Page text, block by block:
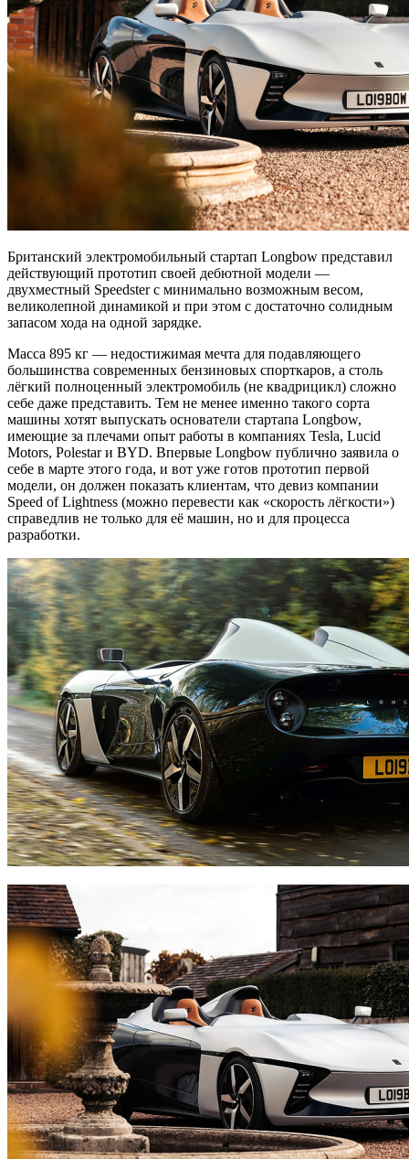
Британский электромобильный стартап Longbow представил
действующий прототип своей дебютной модели —
двухместный Speedster с минимально возможным весом,
великолепной динамикой и при этом с достаточно солидным
запасом хода на одной зарядке.
Масса 895 кг — недостижимая мечта для подавляющего
большинства современных бензиновых спорткаров, а столь
лёгкий полноценный электромобиль (не квадрицикл) сложно
себе даже представить. Тем не менее именно такого сорта
машины хотят выпускать основатели стартапа Longbow,
имеющие за плечами опыт работы в компаниях Tesla, Lucid
Motors, Polestar и BYD. Впервые Longbow публично заявила о
себе в марте этого года, и вот уже готов прототип первой
модели, он должен показать клиентам, что девиз компании
Speed of Lightness (можно перевести как «скорость лёгкости»)
справедлив не только для её машин, но и для процесса
разработки.